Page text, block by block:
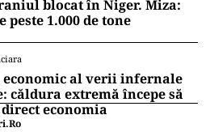
blocat în Niger. Miza:
peste 1.000 de tone
al verii infernale
căldura extremă începe să
economia